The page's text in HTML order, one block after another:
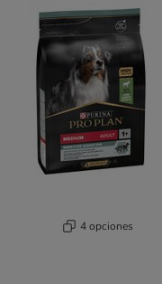
4 opciones